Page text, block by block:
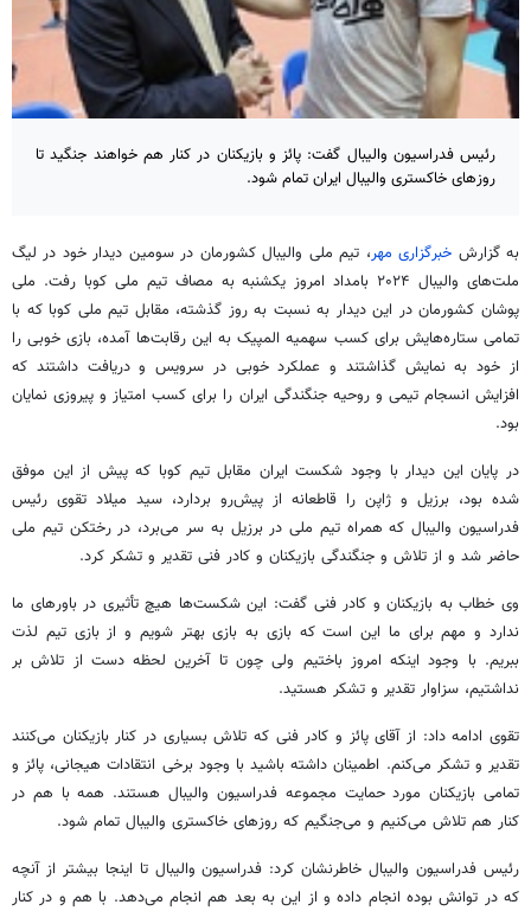
رئیس فدراسیون والیبال گفت: پائز و بازیکنان در کنار هم خواهند جنگید تا
روزهای خاکستری والیبال ایران تمام شود.
به گزارش خبرگزاری مهر، تیم ملی والیبال کشورمان در سومین دیدار خود در لیگ
ملت‌های والیبال ۲۰۲۴ بامداد امروز یکشنبه به مصاف تیم ملی کوبا رفت. ملی
پوشان کشورمان در این دیدار به نسبت به روز گذشته، مقابل تیم ملی کوبا که با
تمامی ستاره‌هایش برای کسب سهمیه المپیک به این رقابت‌ها آمده، بازی خوبی را
از خود به نمایش گذاشتند و عملکرد خوبی در سرویس و دریافت داشتند که
افزایش انسجام تیمی و روحیه جنگندگی ایران را برای کسب امتیاز و پیروزی نمایان
بود.
در پایان این دیدار با وجود شکست ایران مقابل تیم کوبا که پیش از این موفق
شده بود، برزیل و ژاپن را قاطعانه از پیش‌رو بردارد، سید میلاد تقوی رئیس
فدراسیون والیبال که همراه تیم ملی در برزیل به سر می‌برد، در رختکن تیم ملی
حاضر شد و از تلاش و جنگندگی بازیکنان و کادر فنی تقدیر و تشکر کرد.
وی خطاب به بازیکنان و کادر فنی گفت: این شکست‌ها هیچ تأثیری در باورهای ما
ندارد و مهم برای ما این است که بازی به بازی بهتر شویم و از بازی تیم لذت
ببریم. با وجود اینکه امروز باختیم ولی چون تا آخرین لحظه دست از تلاش بر
نداشتیم، سزاوار تقدیر و تشکر هستید.
تقوی ادامه داد: از آقای پائز و کادر فنی که تلاش بسیاری در کنار بازیکنان می‌کنند
تقدیر و تشکر می‌کنم. اطمینان داشته باشید با وجود برخی انتقادات هیجانی، پائز و
تمامی بازیکنان مورد حمایت مجموعه فدراسیون والیبال هستند. همه با هم در
کنار هم تلاش می‌کنیم و می‌جنگیم که روزهای خاکستری والیبال تمام شود.
رئیس فدراسیون والیبال خاطرنشان کرد: فدراسیون والیبال تا اینجا بیشتر از آنچه
که در توانش بوده انجام داده و از این به بعد هم انجام می‌دهد. با هم و در کنار